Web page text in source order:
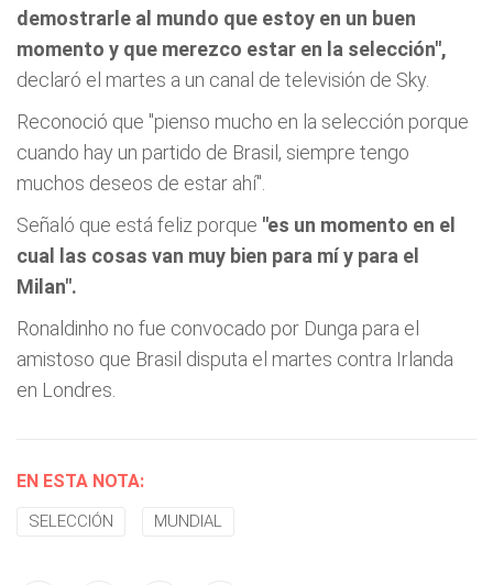
demostrarle al mundo que estoy en un buen
momento y que merezco estar en la selección",
declaró el martes a un canal de televisión de Sky.
Reconoció que "pienso mucho en la selección porque
cuando hay un partido de Brasil, siempre tengo
muchos deseos de estar ahí".
Señaló que está feliz porque "es un momento en el
cual las cosas van muy bien para mí y para el
Milan".
Ronaldinho no fue convocado por Dunga para el
amistoso que Brasil disputa el martes contra Irlanda
en Londres.
EN ESTA NOTA:
SELECCIÓN MUNDIAL